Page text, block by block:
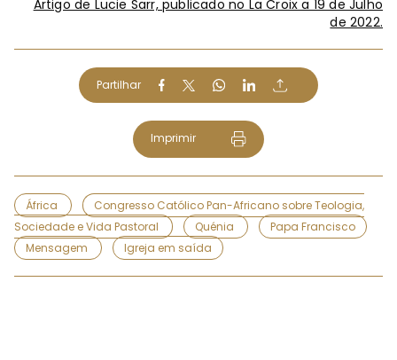
Artigo de Lucie Sarr, publicado no La Croix a 19 de Julho
de 2022.
Partilhar
Imprimir
África
Congresso Católico Pan-Africano sobre Teologia,
Sociedade e Vida Pastoral
Quénia
Papa Francisco
Mensagem
Igreja em saída